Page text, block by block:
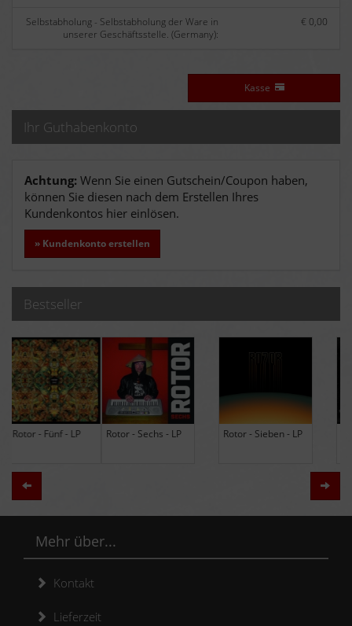
Selbstabholung - Selbstabholung der Ware in
unserer Geschäftsstelle. (Germany):
€ 0,00
Kasse
Ihr Guthabenkonto
Achtung: Wenn Sie einen Gutschein/Coupon haben,
können Sie diesen nach dem Erstellen Ihres
Kundenkontos hier einlösen.
» Kundenkonto erstellen
Bestseller
Rotor - Sechs - LP Rotor - Sieben - LP
Hodja - The Band -
Zurück
Mehr über...
Kontakt
Lieferzeit